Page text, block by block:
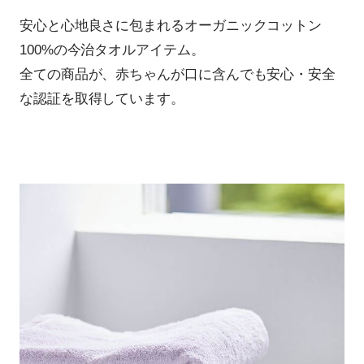
安心と心地良さに包まれるオーガニックコットン
100%の今治タオルアイテム。
全ての商品が、赤ちゃんが口に含んでも安心・安全
な認証を取得しています。